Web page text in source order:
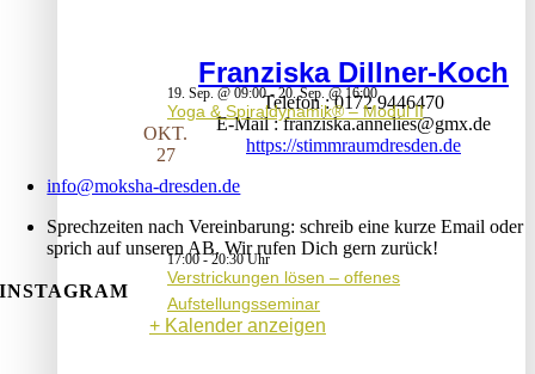
19. Sep. @ 09:00- 20. Sep. @ 16:00
Yoga & Spiraldynamik® – Modul II
OKT.
27
17:00-20:30
Verstrickungen lösen – offenes
Aufstellungsseminar
Kalender anzeigen
Franziska Dillner-Koch
Telefon 0172 9446470
E-Mail franziska.annelies@gmx.de
https://stimmraumdresden.de
info@moksha-dresden.de
Sprechzeiten nach Vereinbarung: schreib eine kurze Email oder
sprich auf unseren AB. Wir rufen Dich gern zurück!
INSTAGRAM